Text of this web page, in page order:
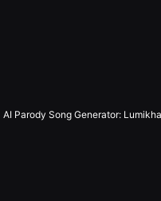
AI Parody Song Generator: